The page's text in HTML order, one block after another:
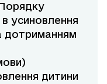
усиновлення
дотриманням
дитини